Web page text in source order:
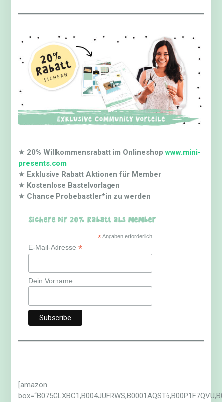
★ 20% Willkommensrabatt im Onlineshopwww.mini-
presents.com
★ Exklusive Rabatt Aktionen für Member
★ Kostenlose Bastelvorlagen
★ Chance Probebastler*in zu werden
Sichere dir 20% Rabatt als Member
*Angaben erforderlich
E-Mail-Adresse*
Dein Vorname
[amazon